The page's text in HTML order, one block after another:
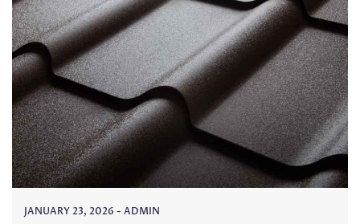
JANUARY 23, 2026 - ADMIN